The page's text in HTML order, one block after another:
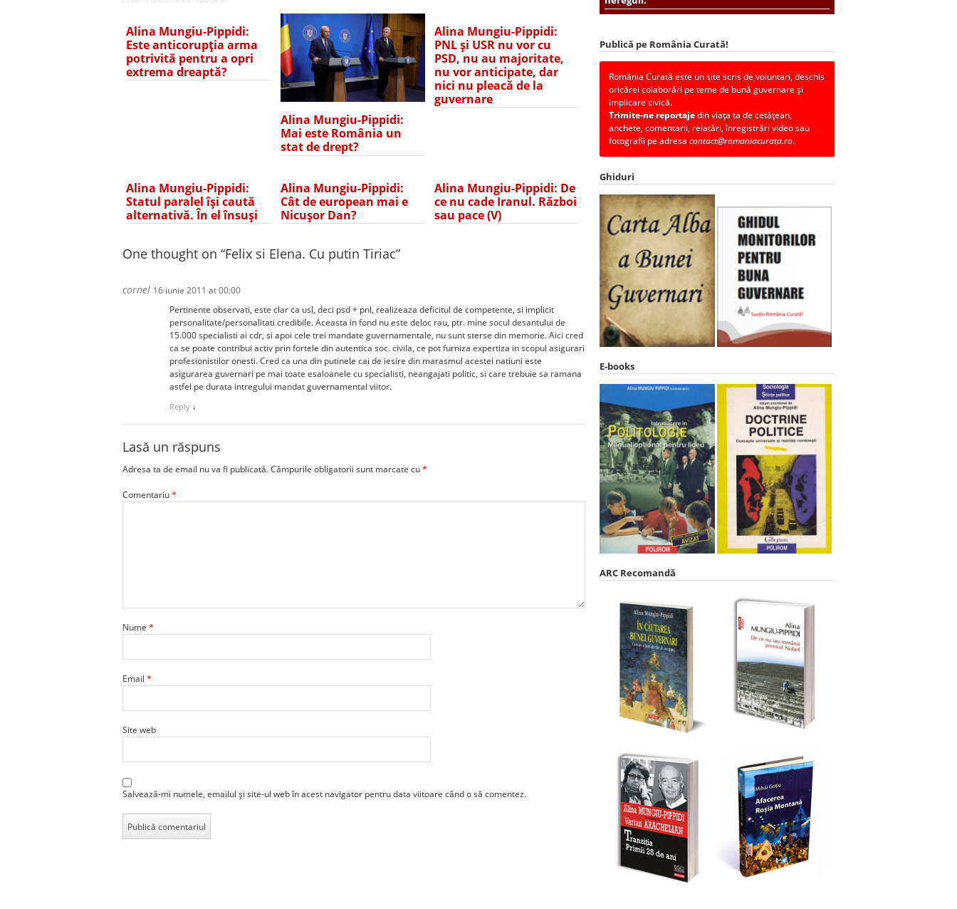
Alina Mungiu-Pippidi:
Este anticorupția arma
potrivită pentru a opri
extrema dreaptă?
Alina Mungiu-Pippidi:
Mai este România un
stat de drept?
Alina Mungiu-Pippidi:
PNL și USR nu vor cu
PSD, nu au majoritate,
nu vor anticipate, dar
nici nu pleacă de la
guvernare
Alina Mungiu-Pippidi:
Statul paralel își caută
alternativă. În el însuși
Alina Mungiu-Pippidi:
Cât de european mai e
Nicușor Dan?
Alina Mungiu-Pippidi: De
ce nu cade Iranul. Război
sau pace (V)
One thought on “Felix si Elena. Cu putin Tiriac”
cornel 16 iunie 2011 at 00:00
Pertinente observati, este clar ca usl, deci psd + pnl, realizeaza deficitul de competente, si implicit
personalitate/personalitati credibile. Aceasta in fond nu este deloc rau, ptr. mine socul desantului de
15.000 specialisti ai cdr, si apoi cele trei mandate guvernamentale, nu sunt sterse din memorie. Aici cred
ca se poate contribui activ prin fortele din autentica soc. civila, ce pot furniza expertiza in scopul asigurari
profesionistilor onesti. Cred ca una din putinele cai de iesire din marasmul acestei natiuni este
asigurarea guvernari pe mai toate esaloanele cu specialisti, neangajati politic, si care trebuie sa ramana
astfel pe durata intregului mandat guvernamental viitor.
Reply ↓
Lasă un răspuns
Adresa ta de email nu va fi publicată.Câmpurile obligatorii sunt marcate cu*
Comentariu*
Nume *
Email *
Site web
Salvează-mi numele, emailul și site-ul web în acest navigator pentru data viitoare când o să comentez.
Publică pe România Curată!
România Curată este un site scris de voluntari, deschis
oricărei colaborări pe teme de bună guvernare și
implicare civică.
Trimite-ne reportajedin viața ta de cetățean,
anchete, comentarii, relatări, înregistrări video sau
fotografii pe adresacontact@romaniacurata.ro.
Ghiduri
E-books
ARC Recomandă